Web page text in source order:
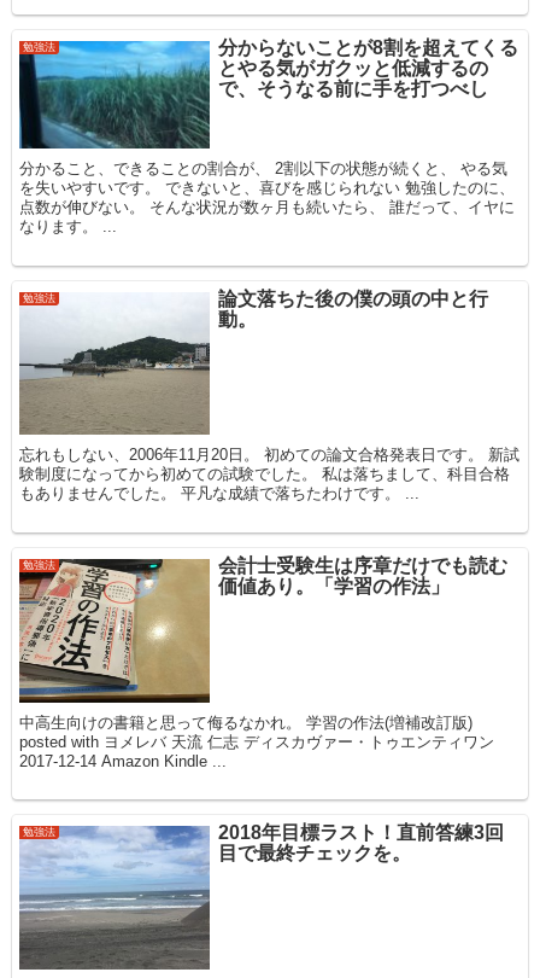
勉強法
分からないことが8割を超えてくる
とやる気がガクッと低減するの
で、そうなる前に手を打つべし
分かること、できることの割合が、 2割以下の状態が続くと、 やる気
を失いやすいです。 できないと、喜びを感じられない 勉強したのに、
点数が伸びない。 そんな状況が数ヶ月も続いたら、 誰だって、イヤに
なります。 ...
勉強法
論文落ちた後の僕の頭の中と行
動。
忘れもしない、2006年11月20日。 初めての論文合格発表日です。 新試
験制度になってから初めての試験でした。 私は落ちまして、科目合格
もありませんでした。 平凡な成績で落ちたわけです。 ...
勉強法
会計士受験生は序章だけでも読む
価値あり。「学習の作法」
中高生向けの書籍と思って侮るなかれ。 学習の作法(増補改訂版)
posted with ヨメレバ 天流 仁志 ディスカヴァー・トゥエンティワン
2017-12-14 Amazon Kindle ...
勉強法
2018年目標ラスト！直前答練3回
目で最終チェックを。